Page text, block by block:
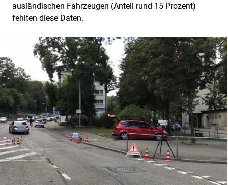
ausländischen Fahrzeugen (Anteil rund 15 Prozent)
fehlten diese Daten.